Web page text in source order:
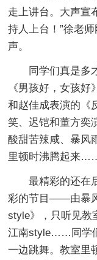
走上讲台。大声宣
持人上台！”徐老
声。
同学们真是多
《男孩好，女孩
和赵佳成表演的《
笑、迟铠和董方奕
酸甜苦辣咸、暴风
里顿时沸腾起来
最精彩的还在
彩的节目——由暴
style》，只听见教
江南style……同学
一边跳舞。教室里